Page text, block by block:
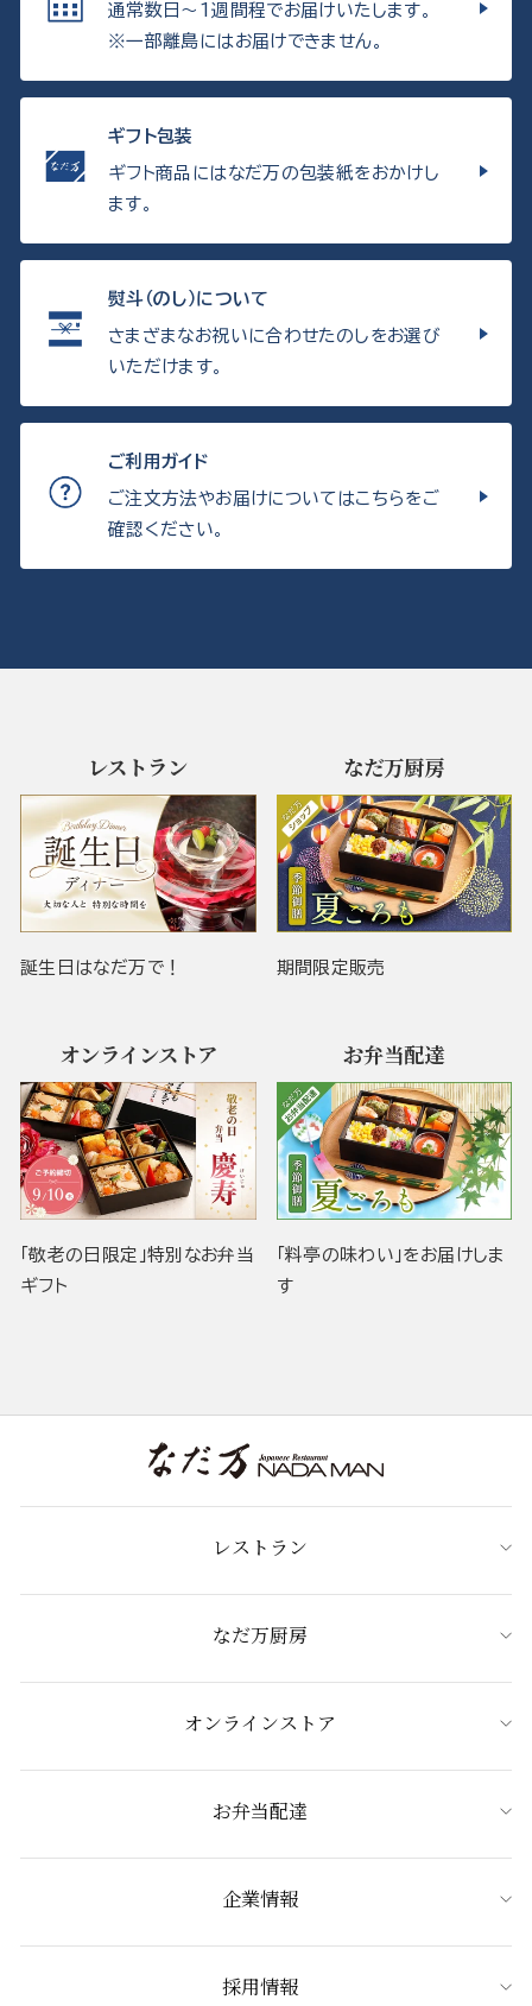
通常数日〜1週間程でお届けいたします。
※一部離島にはお届けできません。
ギフト包装
ギフト商品にはなだ万の包装紙をおかけし
ます。
熨斗（のし）について
さまざまなお祝いに合わせたのしをお選び
いただけます。
ご利用ガイド
ご注文方法やお届けについてはこちらをご
確認ください。
レストラン
誕生日はなだ万で！
なだ万厨房
期間限定販売
オンラインストア
「敬老の日限定」特別なお弁当
ギフト
お弁当配達
「料亭の味わい」をお届けしま
す
レストラン
なだ万厨房
オンラインストア
お弁当配達
企業情報
採用情報